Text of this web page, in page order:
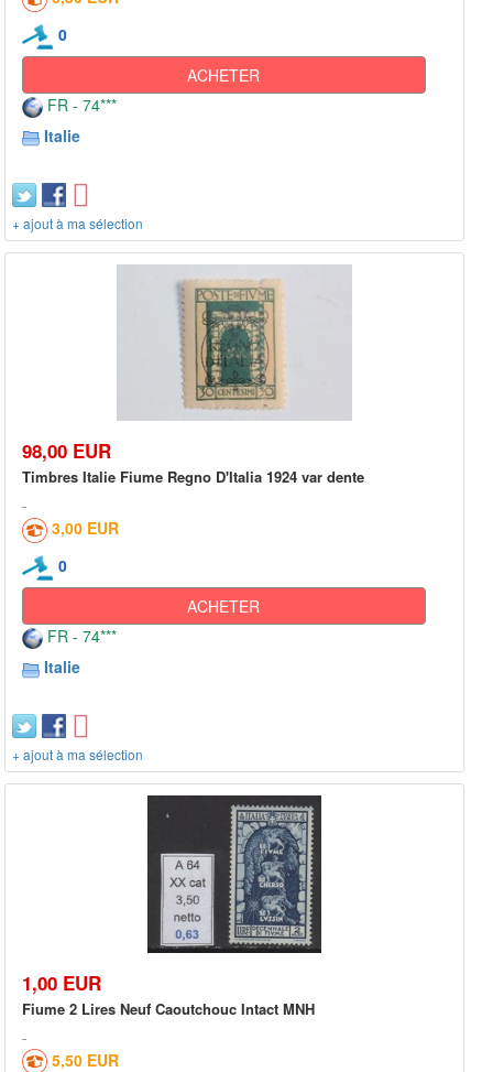
0
ACHETER
FR - 74***
Italie
+ ajout à ma sélection
98,00 EUR
Timbres Italie Fiume Regno D'Italia 1924 var dente
3,00 EUR
0
ACHETER
FR - 74***
Italie
+ ajout à ma sélection
1,00 EUR
Fiume 2 Lires Neuf Caoutchouc Intact MNH
5,50 EUR